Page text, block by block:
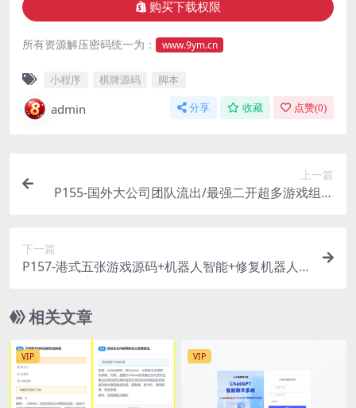
购买下载权限
所有资源解压密码统一为： www.9ym.cn
小程序 棋牌源码 脚本
admin 分享 收藏 点赞(0)
上一篇
P155-国外大公司团队流出/最强二开超多游戏组合
下一篇
P157-港式五张游戏源码+机器人智能+修复机器人
相关文章
VIP VIP